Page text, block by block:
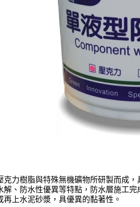
克力樹脂與特殊無機礦物所研製而成，
解、防水性優異等特點，防水層施工完
上水泥砂漿，具優異的黏著性。